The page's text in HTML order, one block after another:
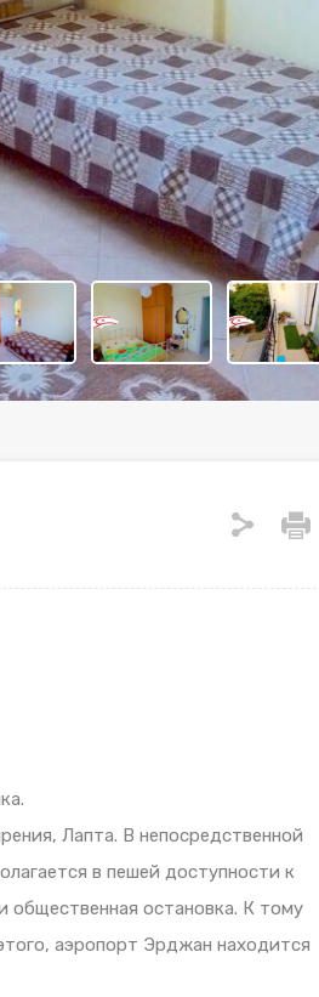
Лапта. В непосредственной
в пешей доступности к
общественная остановка. К тому
аэропорт Эрджан находится